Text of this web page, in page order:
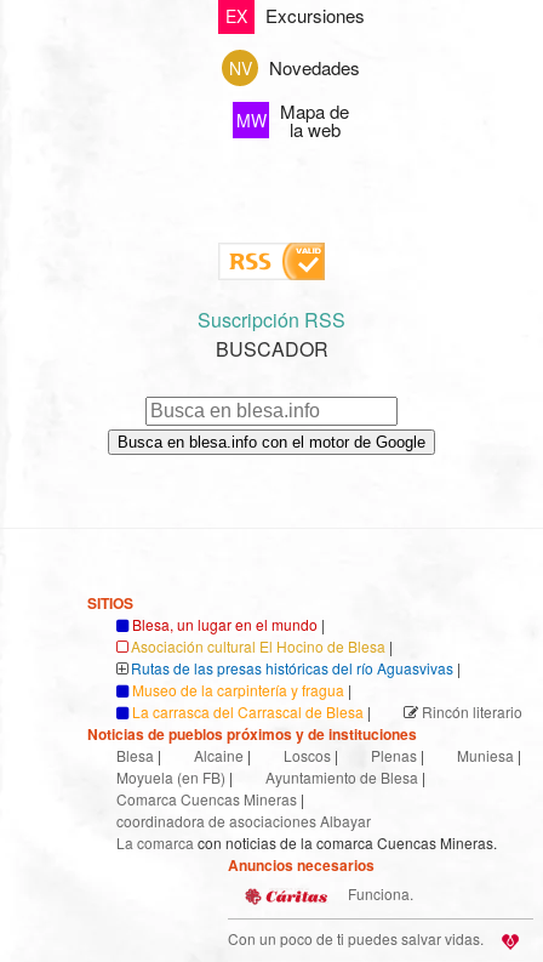
EX Excursiones
NV Novedades
MW Mapa de
la web
Suscripción RSS
BUSCADOR
Busca en blesa.info con el motor de Google
SITIOS
Blesa, un lugar en el mundo |
Asociación cultural El Hocino de Blesa |
Rutas de las presas históricas del río Aguasvivas |
Museo de la carpintería y fragua |
La carrasca del Carrascal de Blesa | Rincón literario
Noticias de pueblos próximos y de instituciones
Blesa | Alcaine | Loscos | Plenas | Muniesa |
Moyuela (en FB) | Ayuntamiento de Blesa |
Comarca Cuencas Mineras |
coordinadora de asociaciones Albayar
La comarca con noticias de la comarca Cuencas Mineras.
Anuncios necesarios
Funciona.
Con un poco de ti puedes salvar vidas.